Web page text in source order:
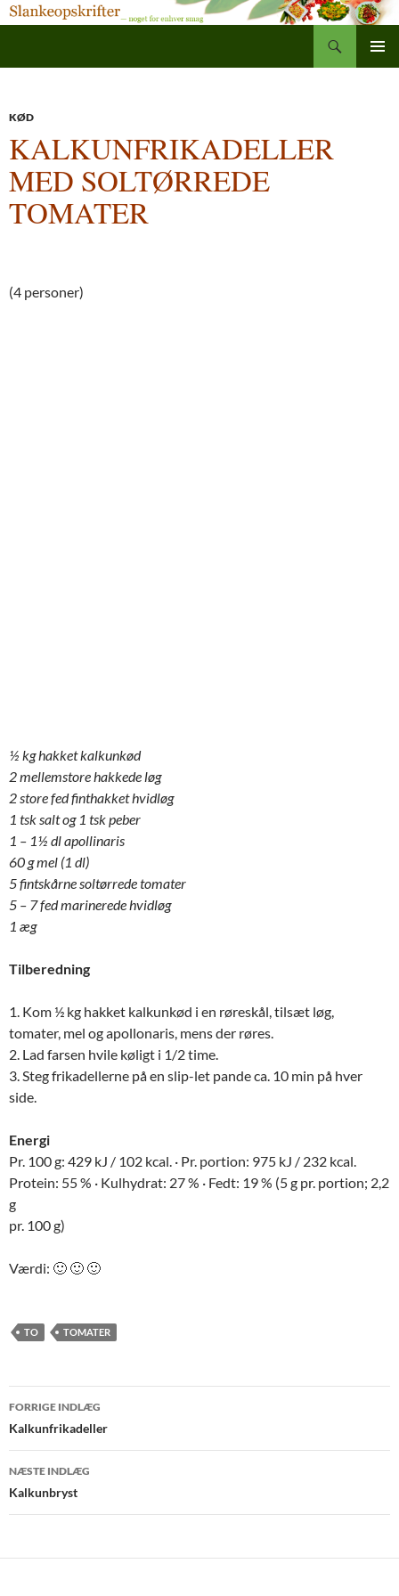
KØD
KALKUNFRIKADELLER
MED SOLTØRREDE
TOMATER
(4 personer)
½ kg hakket kalkunkød
2 mellemstore hakkede løg
2 store fed finthakket hvidløg
1 tsk salt og 1 tsk peber
1 – 1½ dl apollinaris
60 g mel (1 dl)
5 fintskårne soltørrede tomater
5 – 7 fed marinerede hvidløg
1 æg
Tilberedning
1. Kom ½ kg hakket kalkunkød i en røreskål, tilsæt løg,
tomater, mel og apollonaris, mens der røres.
2. Lad farsen hvile køligt i 1/2 time.
3. Steg frikadellerne på en slip-let pande ca. 10 min på hver
side.
Energi
Pr. 100 g: 429 kJ / 102 kcal. · Pr. portion: 975 kJ / 232 kcal.
Protein: 55 % · Kulhydrat: 27 % · Fedt: 19 % (5 g pr. portion; 2,2
g
pr. 100 g)
Værdi: 🙂 🙂 🙂
TO TOMATER
Indlægsnavigation
FORRIGE INDLÆG
Kalkunfrikadeller
NÆSTE INDLÆG
Kalkunbryst